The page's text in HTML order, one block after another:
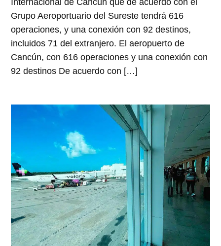
Internacional de Cancún que de acuerdo con el
Grupo Aeroportuario del Sureste tendrá 616
operaciones, y una conexión con 92 destinos,
incluidos 71 del extranjero. El aeropuerto de
Cancún, con 616 operaciones y una conexión con
92 destinos De acuerdo con […]